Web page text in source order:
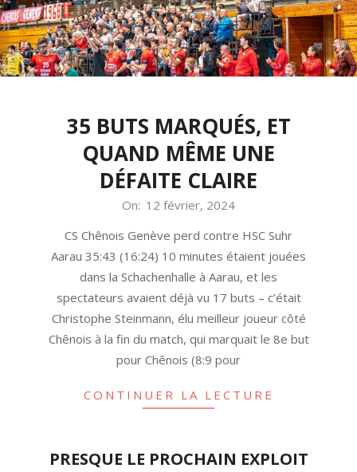
Menu
35 BUTS MARQUÉS, ET
QUAND MÊME UNE
DÉFAITE CLAIRE
On: 12 février, 2024
CS Chênois Genève perd contre HSC Suhr
Aarau 35:43 (16:24) 10 minutes étaient jouées
dans la Schachenhalle à Aarau, et les
spectateurs avaient déjà vu 17 buts – c’était
Christophe Steinmann, élu meilleur joueur côté
Chênois à la fin du match, qui marquait le 8e but
pour Chênois (8:9 pour
CONTINUER LA LECTURE
PRESQUE LE PROCHAIN EXPLOIT